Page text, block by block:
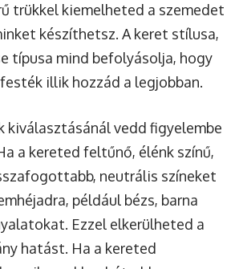
trükkel kiemelheted a szemedet
készíthetsz. A keret stílusa,
típusa mind befolyásolja, hogy
illik hozzád a legjobban.
kiválasztásánál vedd figyelembe
a kereted feltűnő, élénk színű,
neutrális színeket
például bézs, barna
Ezzel elkerülheted a
hatást. Ha a kereted